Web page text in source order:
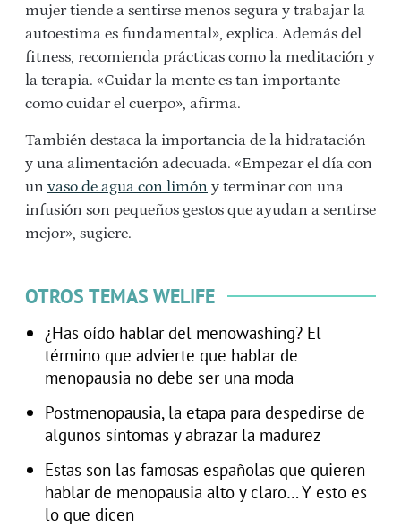
mujer tiende a sentirse menos segura y trabajar la
autoestima es fundamental», explica. Además del
fitness, recomienda prácticas como la meditación y
la terapia. «Cuidar la mente es tan importante
como cuidar el cuerpo», afirma.
También destaca la importancia de la hidratación
y una alimentación adecuada. «Empezar el día con
un vaso de agua con limón y terminar con una
infusión son pequeños gestos que ayudan a sentirse
mejor», sugiere.
OTROS TEMAS WELIFE
¿Has oído hablar del menowashing? El
término que advierte que hablar de
menopausia no debe ser una moda
Postmenopausia, la etapa para despedirse de
algunos síntomas y abrazar la madurez
Estas son las famosas españolas que quieren
hablar de menopausia alto y claro… Y esto es
lo que dicen